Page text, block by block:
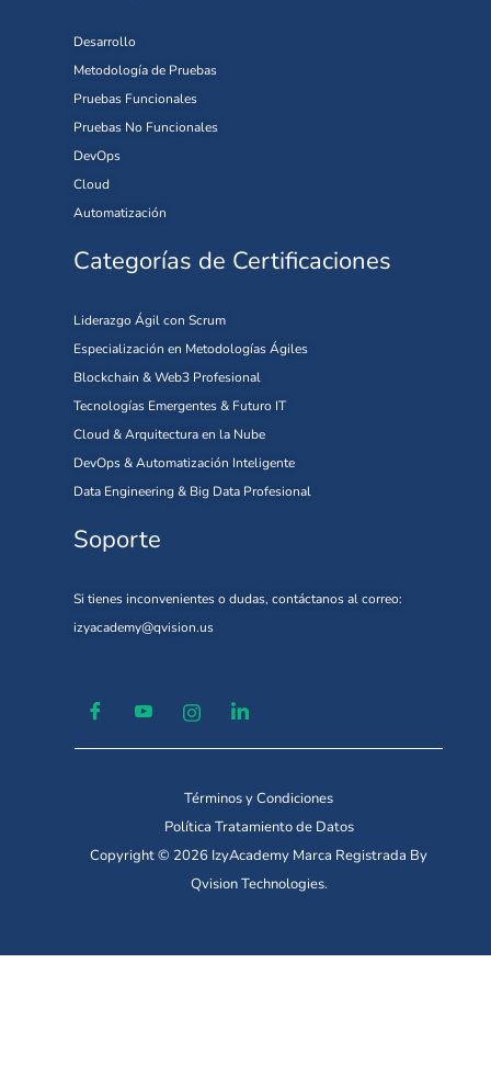
Desarrollo
Metodología de Pruebas
Pruebas Funcionales
Pruebas No Funcionales
DevOps
Cloud
Automatización
Categorías de Certificaciones
Liderazgo Ágil con Scrum
Especialización en Metodologías Ágiles
Blockchain & Web3 Profesional
Tecnologías Emergentes & Futuro IT
Cloud & Arquitectura en la Nube
DevOps & Automatización Inteligente
Data Engineering & Big Data Profesional
Soporte
Si tienes inconvenientes o dudas, contáctanos al correo:
izyacademy@qvision.us
Términos y Condiciones
Política Tratamiento de Datos
Copyright © 2026 IzyAcademy Marca Registrada By
Qvision Technologies.